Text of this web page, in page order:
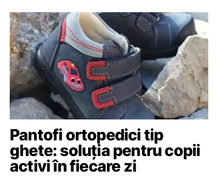
Pantofi ortopedici tip
ghete: soluția pentru copii
activi în fiecare zi